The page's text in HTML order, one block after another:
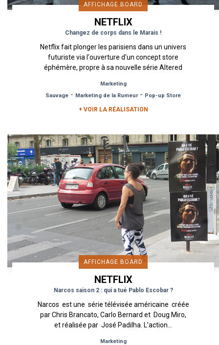
AFFICHAGE BOARD
NETFLIX
Changez de corps dans le Marais !
Netflix fait plonger les parisiens dans un univers
futuriste via l'ouverture d'un concept store
éphémère, propre à sa nouvelle série Altered
Marketing
Sauvage - Marketing de la Rumeur- Pop-up Store
+ VOIR LA RÉALISATION
AFFICHAGE BOARD
NETFLIX
Narcos saison 2 : qui a tué Pablo Escobar ?
Narcos est une série télévisée américaine créée
par Chris Brancato, Carlo Bernard et Doug Miro,
et réalisée par José Padilha. L’action...
Marketing